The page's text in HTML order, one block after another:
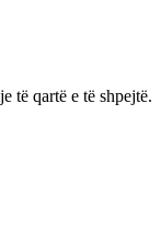
të qartë e të shpejtë.